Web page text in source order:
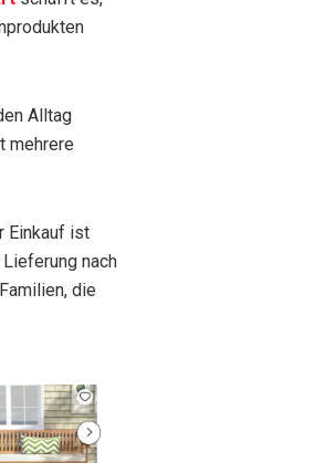
Alltag
mehrere
Einkauf ist
nach
die